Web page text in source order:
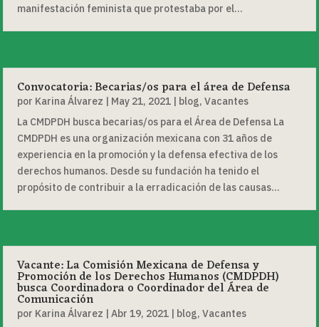
manifestación feminista que protestaba por el...
Convocatoria: Becarias/os para el área de Defensa
por Karina Álvarez | May 21, 2021 | blog,Vacantes
La CMDPDH busca becarias/os para el Área de Defensa La
CMDPDH es una organización mexicana con 31 años de
experiencia en la promoción y la defensa efectiva de los
derechos humanos. Desde su fundación ha tenido el
propósito de contribuir a la erradicación de las causas...
Vacante: La Comisión Mexicana de Defensa y
Promoción de los Derechos Humanos (CMDPDH)
busca Coordinadora o Coordinador del Área de
Comunicación
por Karina Álvarez |Abr 19, 2021 | blog,Vacantes